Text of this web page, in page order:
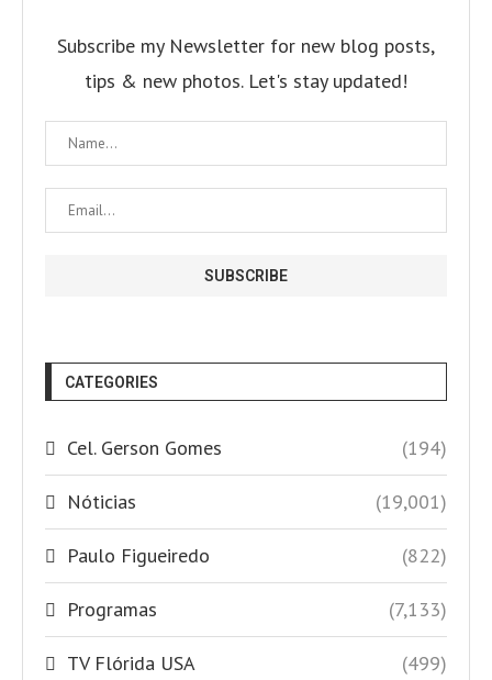
Subscribe my Newsletter for new blog posts,
tips & new photos. Let's stay updated!
CATEGORIES
Cel. Gerson Gomes (194)
Nóticias (19,001)
Paulo Figueiredo (822)
Programas (7,133)
TV Flórida USA (499)